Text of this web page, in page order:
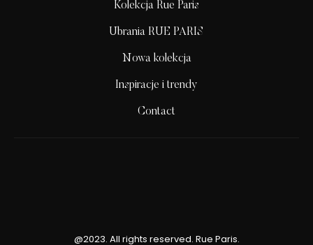
Kolekcja Rue Paris
Ubrania RUE PARIS
Nowa kolekcja
Inspiracje i trendy
Contact
@2023. All rights reserved. Rue Paris.